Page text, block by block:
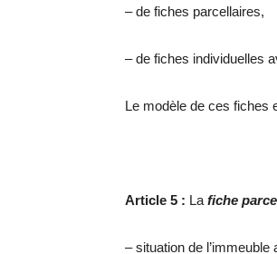
– de fiches parcellaires,
– de fiches individuelles
Le modèle de ces fiches
Article 5 : La fiche
– situation de